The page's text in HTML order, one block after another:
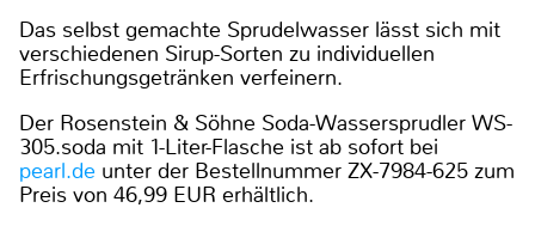
Das selbst gemachte Sprudelwasser lässt sich mit
verschiedenen Sirup-Sorten zu individuellen
Erfrischungsgetränken verfeinern.
Der Rosenstein & Söhne Soda-Wassersprudler WS-
305.soda mit 1-Liter-Flasche ist ab sofort bei
pearl.de unter der Bestellnummer ZX-7984-625 zum
Preis von 46,99 EUR erhältlich.